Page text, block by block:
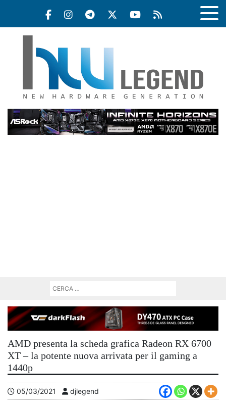
AMD presenta la scheda grafica Radeon RX 6700
XT – la potente nuova arrivata per il gaming a
1440p
05/03/2021 djlegend